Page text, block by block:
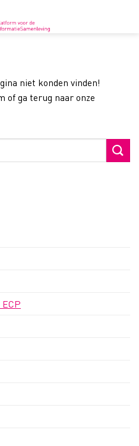
niet konden vinden!
of ga terug naar onze